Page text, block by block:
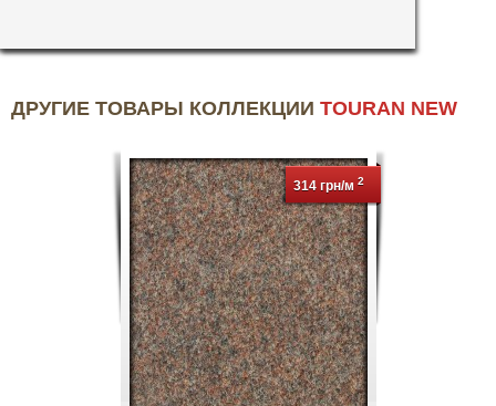
ДРУГИЕ ТОВАРЫ КОЛЛЕКЦИИ TOURAN NEW
314 грн/м 2